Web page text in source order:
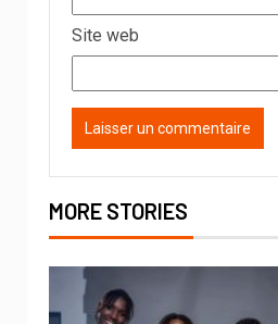
Site web
MORE STORIES